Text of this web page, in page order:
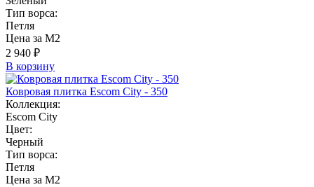
Тип ворса:
Петля
Цена за М2
2 940 ₽
В корзину
Ковровая плитка Escom City - 350
Коллекция:
Escom City
Цвет:
Черный
Тип ворса:
Петля
Цена за М2